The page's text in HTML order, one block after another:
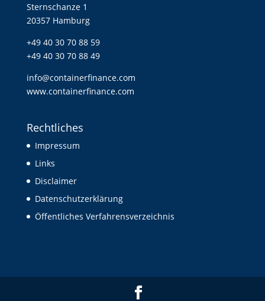
Sternschanze 1
20357 Hamburg
+49 40 30 70 88 59
+49 40 30 70 88 49
info@containerfinance.com
www.containerfinance.com
Rechtliches
Impressum
Links
Disclaimer
Datenschutzerklärung
Öffentliches Verfahrensverzeichnis